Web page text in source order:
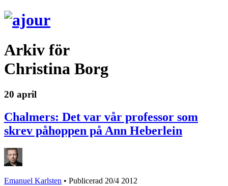
Arkiv för
Christina Borg
20 april
Chalmers: Det var vår professor som
skrev påhoppen på Ann Heberlein
Emanuel Karlsten • Publicerad 20/4 2012